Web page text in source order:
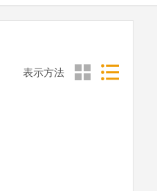
表示方法